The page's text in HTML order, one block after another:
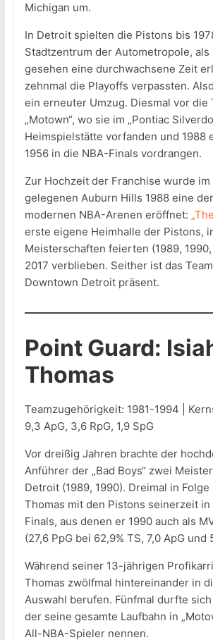
Michigan um.
In Detroit spielten die Pistons bis
Stadtzentrum der Autometropole,
gesehen eine durchwachsene Zeit
zehnmal die Playoffs verpassten.
ein erneuter Umzug. Diesmal vor die
„Motown“, wo sie im „Pontiac
Heimspielstätte vorfanden und 1988
1956 in die NBA-Finals vordrangen.
Zur Hochzeit der Franchise wurde im
gelegenen Auburn Hills 1988 eine
modernen NBA-Arenen eröffnet:
erste eigene Heimhalle der Pistons,
Meisterschaften feierten (1989,
2017 verblieben. Seither ist das
Downtown Detroit präsent.
Point Guard:
Thomas
Teamzugehörigkeit: 1981-1994 |
9,3 ApG, 3,6 RpG, 1,9 SpG
Vor dreißig Jahren brachte der
Anführer der „Bad Boys“ zwei
Detroit (1989, 1990). Dreimal in Folge
Thomas mit den Pistons seinerzeit in
Finals, aus denen er 1990 auch als
(27,6 PpG bei 62,9% TS, 7,0 ApG und
Während seiner 13-jährigen
Thomas zwölfmal hintereinander in
Auswahl berufen. Fünfmal durfte
der seine gesamte Laufbahn in
All-NBA-Spieler nennen.